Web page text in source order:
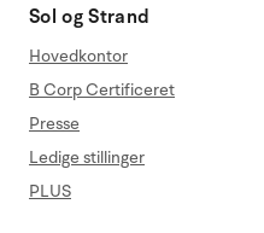
Sol og Strand
Hovedkontor
B Corp Certificeret
Presse
Ledige stillinger
PLUS